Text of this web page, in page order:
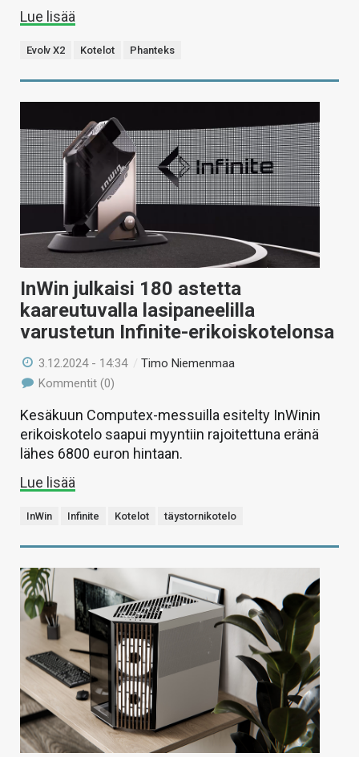
Lue lisää
Evolv X2 Kotelot Phanteks
InWin julkaisi 180 astetta
kaareutuvalla lasipaneelilla
varustetun Infinite-erikoiskotelonsa
3.12.2024 - 14:34 /Timo Niemenmaa
Kommentit (0)
Kesäkuun Computex-messuilla esitelty InWinin
erikoiskotelo saapui myyntiin rajoitettuna eränä
lähes 6800 euron hintaan.
Lue lisää
InWin Infinite Kotelot täystornikotelo